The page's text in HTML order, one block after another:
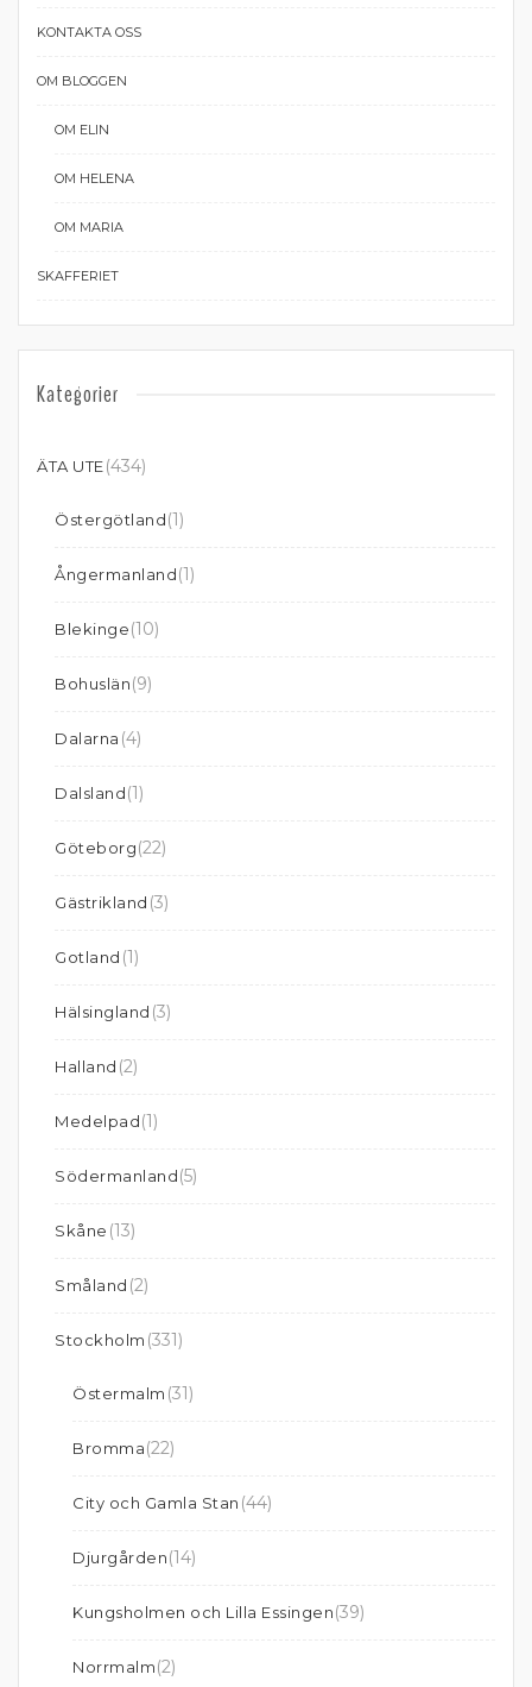
KONTAKTA OSS
OM BLOGGEN
OM ELIN
OM HELENA
OM MARIA
SKAFFERIET
Kategorier
ÄTA UTE(434)
Östergötland(1)
Ångermanland(1)
Blekinge(10)
Bohuslän(9)
Dalarna (4)
Dalsland(1)
Göteborg(22)
Gästrikland (3)
Gotland (1)
Hälsingland (3)
Halland (2)
Medelpad(1)
Södermanland(5)
Skåne (13)
Småland (2)
Stockholm (331)
Östermalm (31)
Bromma(22)
City och Gamla Stan (44)
Djurgården(14)
Kungsholmen och Lilla Essingen(39)
Norrmalm(2)